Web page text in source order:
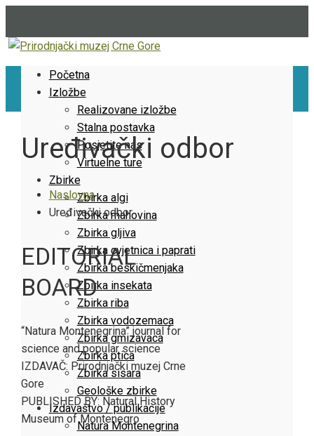
Početna
Izložbe
Realizovane izložbe
Stalna postavka
Posjetite nas
Virtuelne ture
Zbirke
Zbirka algi
Zbirka mahovina
Zbirka gljiva
Zbirka cvjetnica i paprati
Zbirka beskičmenjaka
Zbirka insekata
Zbirka riba
Zbirka vodozemaca
Zbirka gmizavaca
Zbirka ptica
Zbirka sisara
Geološke zbirke
Izdavaštvo / publikacije
Natura Montenegrina
Uređivački odbor
Naslovna
Uređivački odbor
EDITORIAL
BOARD
“Natura Montenegrina” journal for
science and popular science
IZDAVAČ: Prirodnjački muzej Crne
Gore
PUBLISHED BY: Natural History
Museum of Montenegro